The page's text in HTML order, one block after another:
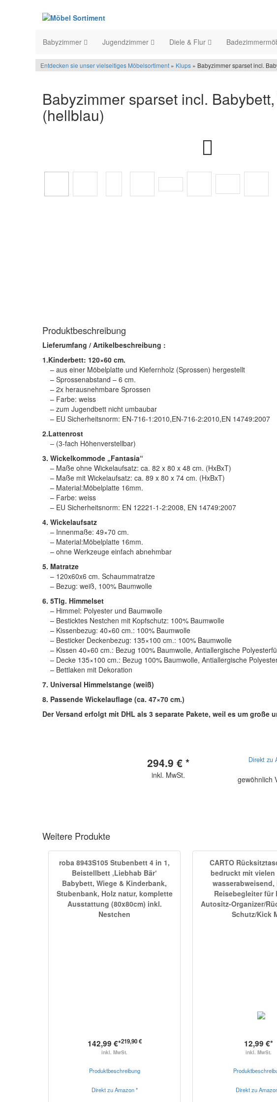
Babyzimmer Jugendzimmer Diele & Flur
Entdecken sie unser vielseitiges Möbelsortiment » Klups » Babyzimmer sparset incl.
Babyzimmer sparset incl.
(hellblau)
Produktbeschreibung
Lieferumfang / Artikelbeschreibung :
1.Kinderbett: 120×60 cm.
– aus einer Möbelplatte und Kiefernholz (Sprossen) hergestellt
– Sprossenabstand – 6 cm.
– 2x herausnehmbare Sprossen
– Farbe: weiss
– zum Jugendbett nicht umbaubar
– EU Sicherheitsnorm: EN-716-1:2010,EN-716-2:2010,EN 14749:2007
2.Lattenrost
– (3-fach Höhenverstellbar)
3. Wickelkommode „Fantasia“
– Maße ohne Wickelaufsatz: ca. 82 x 80 x 48 cm. (HxBxT)
– Maße mit Wickelaufsatz: ca. 89 x 80 x 74 cm. (HxBxT)
– Material:Möbelplatte 16mm.
– Farbe: weiss
– EU Sicherheitsnorm: EN 12221-1-2:2008, EN 14749:2007
4. Wickelaufsatz
– Innenmaße: 49×70 cm.
– Material:Möbelplatte 16mm.
– ohne Werkzeuge einfach abnehmbar
5. Matratze
– 120x60x6 cm. Schaummatratze
– Bezug: weiß, 100% Baumwolle
6. 5Tlg. Himmelset
– Himmel: Polyester und Baumwolle
– Besticktes Nestchen mit Kopfschutz: 100% Baumwolle
– Kissenbezug: 40×60 cm.: 100% Baumwolle
– Besticker Deckenbezug: 135×100 cm.: 100% Baumwolle
– Kissen 40×60 cm.: Bezug 100% Baumwolle, Antiallergische
– Decke 135×100 cm.: Bezug 100% Baumwolle, Antiallergische
– Bettlaken mit Dekoration
7. Universal Himmelstange (weiß)
8. Passende Wickelauflage (ca. 47×70 cm.)
Der Versand erfolgt mit DHL als 3 separate Pakete, weil es um große
294.9 € *
inkl. MwSt.
Direkt zu
gewöhnlich
Weitere Produkte
roba 8943S105 Stubenbett 4 in 1,
Beistellbett ‚Liebhab Bär‘
Babybett, Wiege & Kinderbank,
Stubenbank, Holz natur, komplette
Ausstattung (80x80cm) inkl.
Nestchen
142,99 €*219,90 €
inkl. MwSt.
Produktbeschreibung
Direkt zu Amazon *
CARTO
bedruckt mit vielen
wasserabweisend,
Reisebegleiter für
Autositz-Organizer/
Schutz/Kick
12,99 €*
inkl. MwSt.
Direkt zu